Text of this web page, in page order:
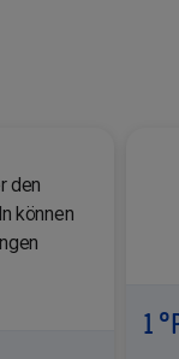
den
können
1